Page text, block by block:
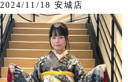
2024/11/18 安城店